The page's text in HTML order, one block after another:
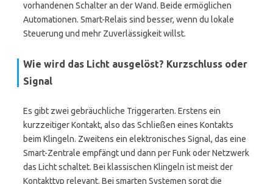
vorhandenen Schalter an der Wand. Beide ermöglichen
Automationen. Smart-Relais sind besser, wenn du lokale
Steuerung und mehr Zuverlässigkeit willst.
Wie wird das Licht ausgelöst? Kurzschluss oder
Signal
Es gibt zwei gebräuchliche Triggerarten. Erstens ein
kurzzeitiger Kontakt, also das Schließen eines Kontakts
beim Klingeln. Zweitens ein elektronisches Signal, das eine
Smart-Zentrale empfängt und dann per Funk oder Netzwerk
das Licht schaltet. Bei klassischen Klingeln ist meist der
Kontakttyp relevant. Bei smarten Systemen sorgt die